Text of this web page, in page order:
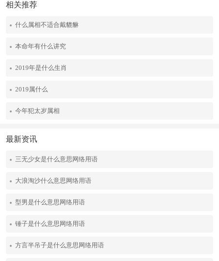
相关推荐
什么属相不适合戴貔貅
本命年有什么讲究
2019年是什么生肖
2019属什么
今年犯太岁属相
最新资讯
三无少女是什么意思网络用语
大浪淘沙什么意思网络用语
型男是什么意思网络用语
锤子是什么意思网络用语
方言半吊子是什么意思网络用语